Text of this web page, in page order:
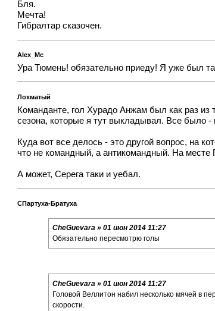
Бля.
Мечта!
Гибралтар сказочен.
Alex_Mc
Ура Тюмень! обязательно приеду! Я уже был
Лохматый
Команданте, гол Хурадо Анжам был как раз из
сезона, которые я тут выкладывал. Все было
Куда вот все делось - это другой вопрос, на
что не командный, а антикомандный. На
А может, Серега таки и уебал.
СПартуха-Братуха
CheGuevara » 01 июн 2014 11:27
Обязательно пересмотрю голы
CheGuevara » 01 июн 2014 11:27
Головой Веллитон набил несколько мячей в
скорости.